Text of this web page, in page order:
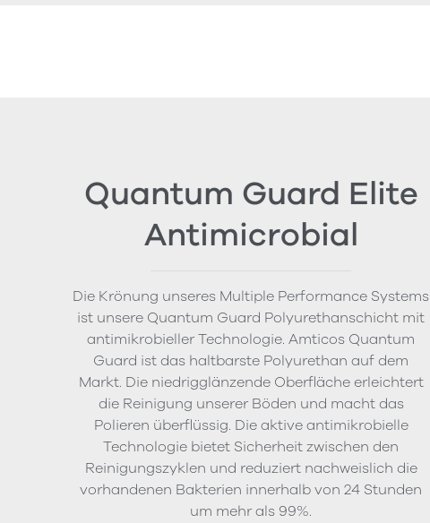
Quantum Guard Elite
Antimicrobial
Die Krönung unseres Multiple Performance Systems
ist unsere Quantum Guard Polyurethanschicht mit
antimikrobieller Technologie. Amticos Quantum
Guard ist das haltbarste Polyurethan auf dem
Markt. Die niedrigglänzende Oberfläche erleichtert
die Reinigung unserer Böden und macht das
Polieren überflüssig. Die aktive antimikrobielle
Technologie bietet Sicherheit zwischen den
Reinigungszyklen und reduziert nachweislich die
vorhandenen Bakterien innerhalb von 24 Stunden
um mehr als 99%.